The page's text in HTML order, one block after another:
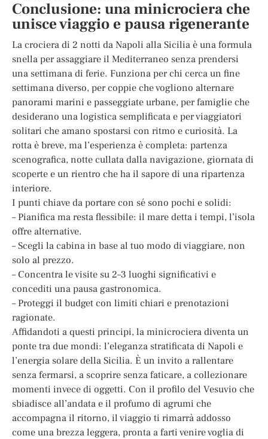
Conclusione: una minicrociera che
unisce viaggio e pausa rigenerante
La crociera di 2 notti da Napoli alla Sicilia è una formula
snella per assaggiare il Mediterraneo senza prendersi
una settimana di ferie. Funziona per chi cerca un fine
settimana diverso, per coppie che vogliono alternare
panorami marini e passeggiate urbane, per famiglie che
desiderano una logistica semplificata e per viaggiatori
solitari che amano spostarsi con ritmo e curiosità. La
rotta è breve, ma l’esperienza è completa: partenza
scenografica, notte cullata dalla navigazione, giornata di
scoperte e un rientro che ha il sapore di una ripartenza
interiore.
I punti chiave da portare con sé sono pochi e solidi:
– Pianifica ma resta flessibile: il mare detta i tempi, l’isola
offre alternative.
– Scegli la cabina in base al tuo modo di viaggiare, non
solo al prezzo.
– Concentra le visite su 2–3 luoghi significativi e
concediti una pausa gastronomica.
– Proteggi il budget con limiti chiari e prenotazioni
ragionate.
Affidandoti a questi principi, la minicrociera diventa un
ponte tra due mondi: l’eleganza stratificata di Napoli e
l’energia solare della Sicilia. È un invito a rallentare
senza fermarsi, a scoprire senza faticare, a collezionare
momenti invece di oggetti. Con il profilo del Vesuvio che
sbiadisce all’andata e il profumo di agrumi che
accompagna il ritorno, il viaggio ti rimarrà addosso
come una brezza leggera, pronta a farti venire voglia di